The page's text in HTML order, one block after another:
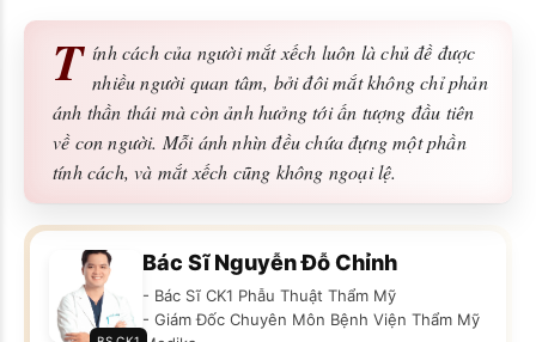
T ính cách của người mắt xếch luôn là chủ đề được
nhiều người quan tâm, bởi đôi mắt không chỉ phản
ánh thần thái mà còn ảnh hưởng tới ấn tượng đầu tiên
về con người. Mỗi ánh nhìn đều chứa đựng một phần
tính cách, và mắt xếch cũng không ngoại lệ.
Bác Sĩ Nguyễn Đỗ Chỉnh
- Bác Sĩ CK1 Phẫu Thuật Thẩm Mỹ
- Giám Đốc Chuyên Môn Bệnh Viện Thẩm Mỹ